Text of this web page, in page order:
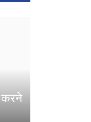
करने